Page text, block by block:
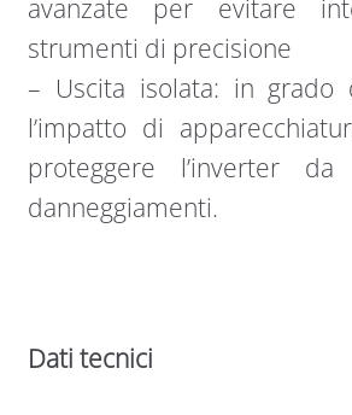
avanzate per evitare
strumenti di precisione
– Uscita isolata: in grado
l’impatto di
proteggere l’inverter
danneggiamenti.
Dati tecnici